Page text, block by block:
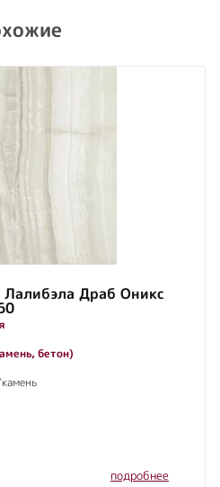
Лалибэла Драб Оникс
бетон)
подробнее